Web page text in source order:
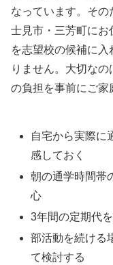
なっています。その
士見市・三芳町にお
を志望校の候補に
りません。大切な
の負担を事前にご家
自宅から実際に
感しておく
朝の通学時間帯
心
3年間の定期代
部活動を続ける
て検討する